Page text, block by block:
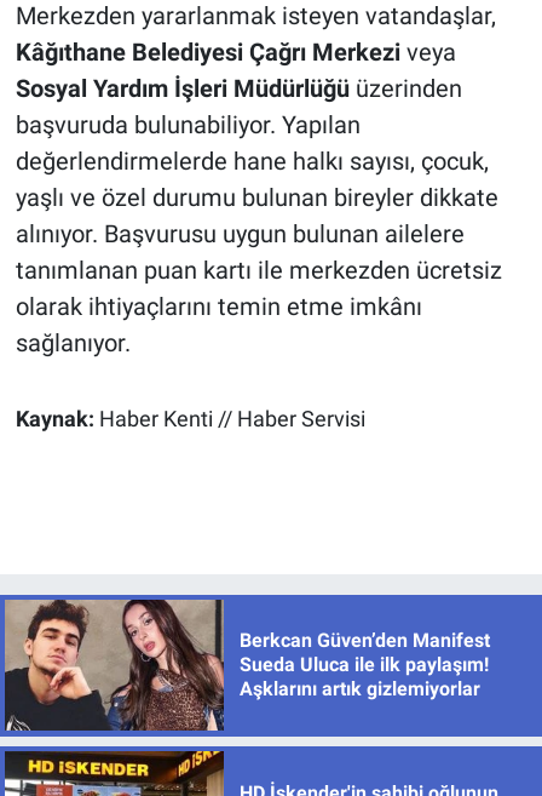
Merkezden yararlanmak isteyen vatandaşlar,
Kâğıthane Belediyesi Çağrı Merkeziveya
Sosyal Yardım İşleri Müdürlüğüüzerinden
başvuruda bulunabiliyor. Yapılan
değerlendirmelerde hane halkı sayısı, çocuk,
yaşlı ve özel durumu bulunan bireyler dikkate
alınıyor. Başvurusu uygun bulunan ailelere
tanımlanan puan kartı ile merkezden ücretsiz
olarak ihtiyaçlarını temin etme imkânı
sağlanıyor.
Kaynak: Haber Kenti // Haber Servisi
Berkcan Güven’den Manifest
Sueda Uluca ile ilk paylaşım!
Aşklarını artık gizlemiyorlar